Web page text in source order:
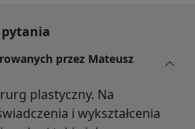
pytania
przez Mateusz
plastyczny. Na
i wykształcenia